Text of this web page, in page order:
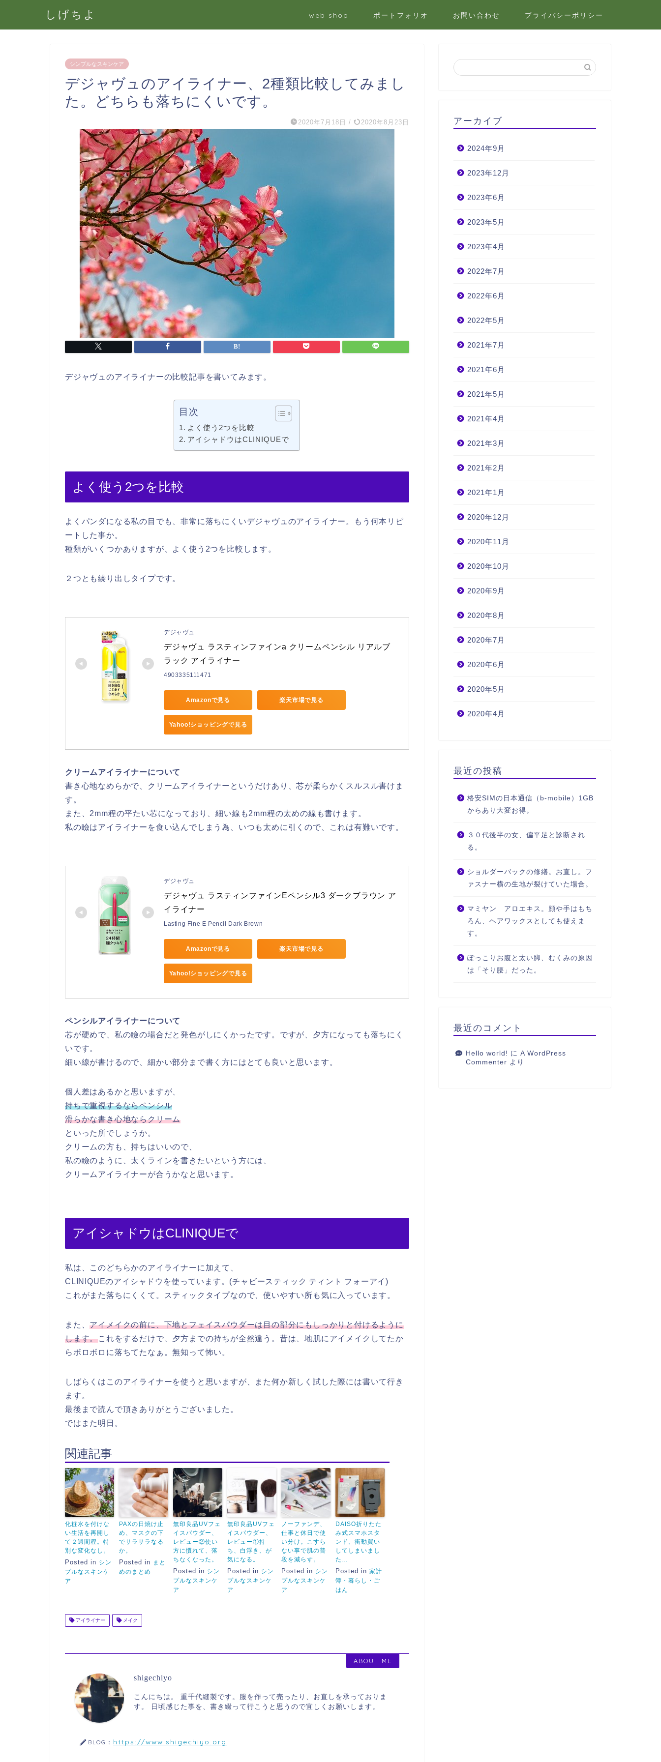
しげちよ web shop ポートフォリオ お問い合わせ プライバシーポリシー
シンプルなスキンケア
デジャヴュのアイライナー、2種類比較してみまし
た。どちらも落ちにくいです。
2020年7月18日 / 2020年8月23日
デジャヴュのアイライナーの比較記事を書いてみます。
目次
よく使う2つを比較
アイシャドウはCLINIQUEで
よく使う2つを比較
よくパンダになる私の目でも、非常に落ちにくいデジャヴュのアイライナー。もう何本リピ
ートした事か。
種類がいくつかありますが、よく使う2つを比較します。
２つとも繰り出しタイプです。
デジャヴュ
デジャヴュ ラスティンファインa クリームペンシル リアルブ
ラック アイライナー
4903335111471
Amazonで見る 楽天市場で見る
Yahoo!ショッピングで見る
クリームアイライナーについて
書き心地なめらかで、クリームアイライナーというだけあり、芯が柔らかくスルスル書けま
す。
また、2mm程の平たい芯になっており、細い線も2mm程の太めの線も書けます。
私の瞼はアイライナーを食い込んでしまう為、いつも太めに引くので、これは有難いです。
デジャヴュ
デジャヴュ ラスティンファインEペンシル3 ダークブラウン ア
イライナー
Lasting Fine E Pencil Dark Brown
Amazonで見る 楽天市場で見る
Yahoo!ショッピングで見る
ペンシルアイライナーについて
芯が硬めで、私の瞼の場合だと発色がしにくかったです。ですが、夕方になっても落ちにく
いです。
細い線が書けるので、細かい部分まで書く方にはとても良いと思います。
個人差はあるかと思いますが、
持ちで重視するならペンシル
滑らかな書き心地ならクリーム
といった所でしょうか。
クリームの方も、持ちはいいので、
私の瞼のように、太くラインを書きたいという方には、
クリームアイライナーが合うかなと思います。
アイシャドウはCLINIQUEで
私は、このどちらかのアイライナーに加えて、
CLINIQUEのアイシャドウを使っています。(チャビースティック ティント フォーアイ)
これがまた落ちにくくて。スティックタイプなので、使いやすい所も気に入っています。
また、アイメイクの前に、下地とフェイスパウダーは目の部分にもしっかりと付けるように
します。これをするだけで、夕方までの持ちが全然違う。昔は、地肌にアイメイクしてたか
らボロボロに落ちてたなぁ。無知って怖い。
しばらくはこのアイライナーを使うと思いますが、また何か新しく試した際には書いて行き
ます。
最後まで読んで頂きありがとうございました。
ではまた明日。
関連記事
化粧水を付けな
い生活を再開し
て２週間程。特
別な変化なし。
Posted in シン
プルなスキンケ
ア
PAXの日焼け止
め、マスクの下
でサラサラなる
か。
Posted in まと
めのまとめ
無印良品UVフェ
イスパウダー、
レビュー②使い
方に慣れて、落
ちなくなった。
Posted in シン
プルなスキンケ
ア
無印良品UVフェ
イスパウダー、
レビュー①持
ち、白浮き、が
気になる。
Posted in シン
プルなスキンケ
ア
ノーファンデ、
仕事と休日で使
い分け。こすら
ない事で肌の普
段を減らす。
Posted in シン
プルなスキンケ
ア
DAISO折りたた
み式スマホスタ
ンド、衝動買い
してしまいまし
た…
Posted in 家計
簿・暮らし・ご
はん
アイライナー メイク
ABOUT ME
shigechiyo
こんにちは。 重千代縫製です。服を作って売ったり、お直しを承っておりま
す。 日頃感じた事を、書き綴って行こうと思うので宜しくお願いします。
BLOG： https://www.shigechiyo.org
アーカイブ
2024年9月
2023年12月
2023年6月
2023年5月
2023年4月
2022年7月
2022年6月
2022年5月
2021年7月
2021年6月
2021年5月
2021年4月
2021年3月
2021年2月
2021年1月
2020年12月
2020年11月
2020年10月
2020年9月
2020年8月
2020年7月
2020年6月
2020年5月
2020年4月
最近の投稿
格安SIMの日本通信（b-mobile）1GB
からあり大変お得。
３０代後半の女、偏平足と診断され
る。
ショルダーバックの修繕。お直し。フ
ァスナー横の生地が裂けていた場合。
マミヤン アロエキス。顔や手はもち
ろん、ヘアワックスとしても使えま
す。
ぽっこりお腹と太い脚、むくみの原因
は「そり腰」だった。
最近のコメント
Hello world! に A WordPress
Commenter より